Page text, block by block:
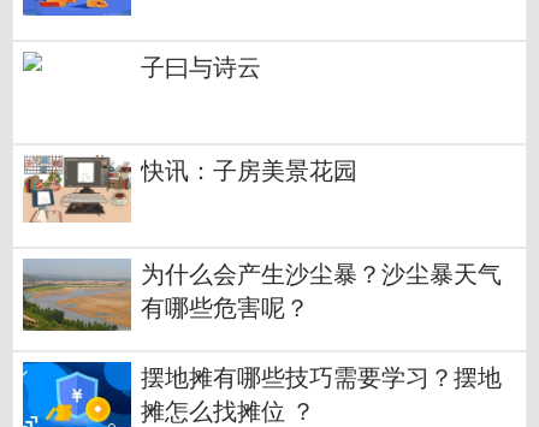
子曰与诗云
快讯：子房美景花园
为什么会产生沙尘暴？沙尘暴天气
有哪些危害呢？
摆地摊有哪些技巧需要学习？摆地
摊怎么找摊位 ？